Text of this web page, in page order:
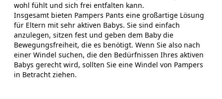
wohl fühlt und sich frei entfalten kann.
Insgesamt bieten Pampers Pants eine großartige Lösung
für Eltern mit sehr aktiven Babys. Sie sind einfach
anzulegen, sitzen fest und geben dem Baby die
Bewegungsfreiheit, die es benötigt. Wenn Sie also nach
einer Windel suchen, die den Bedürfnissen Ihres aktiven
Babys gerecht wird, sollten Sie eine Windel von Pampers
in Betracht ziehen.